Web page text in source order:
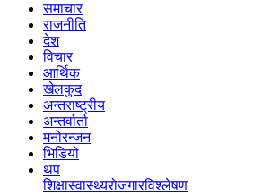
समाचार
राजनीति
देश
विचार
आर्थिक
खेलकुद
अन्तराष्ट्रीय
अन्तर्वार्ता
मनोरन्जन
भिडियो
थप
शिक्षास्वास्थ्यरोजगारविश्लेषण